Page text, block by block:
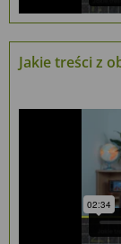
Jakie treści z